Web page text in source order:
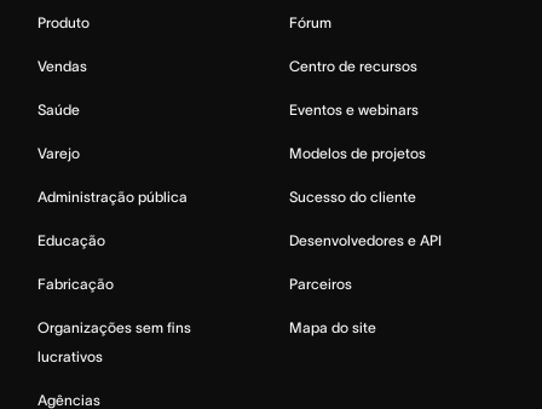
Produto
Vendas
Saúde
Varejo
Administração pública
Educação
Fabricação
Organizações sem fins
lucrativos
Agências
Fórum
Centro de recursos
Eventos e webinars
Modelos de projetos
Sucesso do cliente
Desenvolvedores e API
Parceiros
Mapa do site